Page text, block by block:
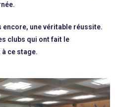
encore, une véritable réussite.
clubs qui ont fait le
ce stage.